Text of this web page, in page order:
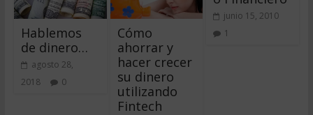
Hablemos
de dinero…
agosto 28,
2018
0
Cómo
ahorrar y
hacer crecer
su dinero
utilizando
Fintech
junio 15, 2010
1